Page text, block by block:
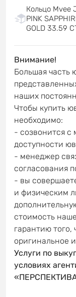
Кольцо Mvee
PINK
GOLD 33.59
Внимание!
Большая часть
наших
Чтобы купить
необходимо:
- созвонится с
доступности
- менеджер
согласования
- вы
и физическим
стоимость
гарантию
оригинальное
Услуги по
условиях